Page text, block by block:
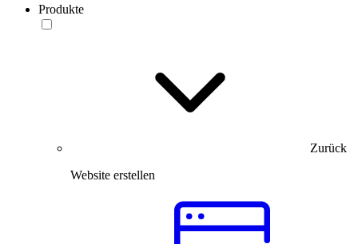
Produkte
Zurück
Website erstellen